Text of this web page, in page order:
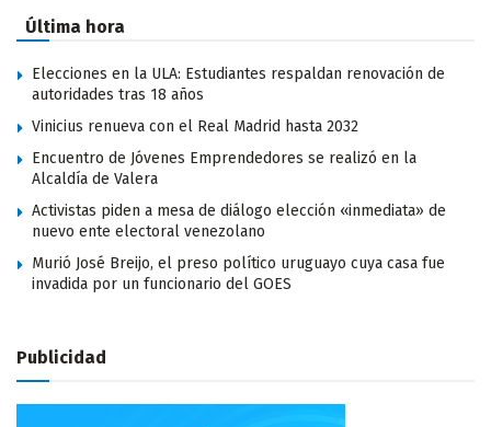
Última hora
Elecciones en la ULA: Estudiantes respaldan renovación de
autoridades tras 18 años
Vinicius renueva con el Real Madrid hasta 2032
Encuentro de Jóvenes Emprendedores se realizó en la
Alcaldía de Valera
Activistas piden a mesa de diálogo elección «inmediata» de
nuevo ente electoral venezolano
Murió José Breijo, el preso político uruguayo cuya casa fue
invadida por un funcionario del GOES
Publicidad